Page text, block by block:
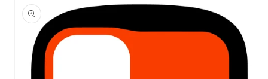
報にス
キップ